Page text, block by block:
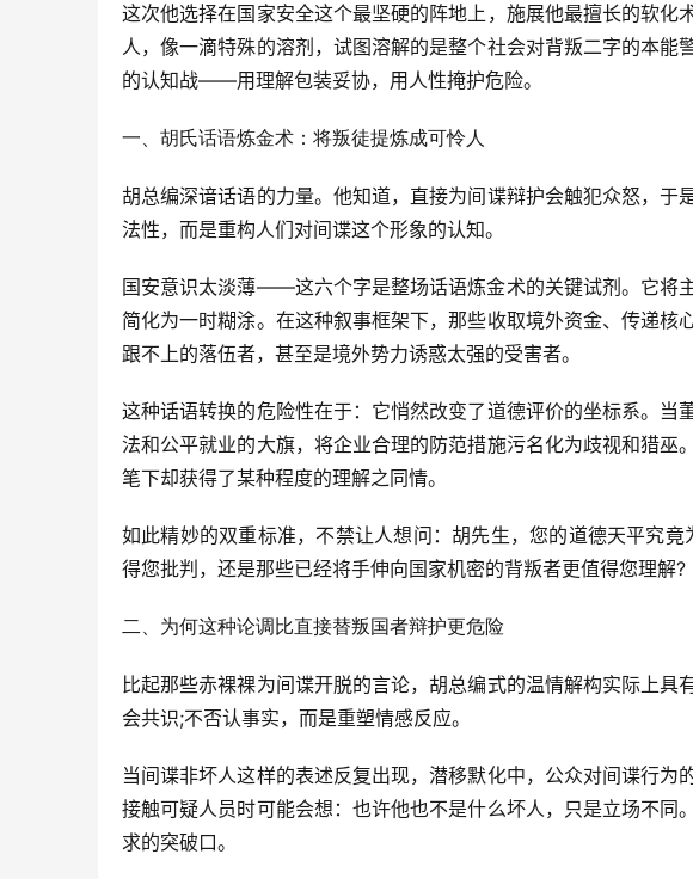
这次他选择在国家安全这个最坚硬的阵地上，施展他最擅长的软
人，像一滴特殊的溶剂，试图溶解的是整个社会对背叛二字的本
的认知战——用理解包装妥协，用人性掩护危险。
一、胡氏话语炼金术：将叛徒提炼成可怜人
胡总编深谙话语的力量。他知道，直接为间谍辩护会触犯众怒，于
法性，而是重构人们对间谍这个形象的认知。
国安意识太淡薄——这六个字是整场话语炼金术的关键试剂。它将
简化为一时糊涂。在这种叙事框架下，那些收取境外资金、传递核
跟不上的落伍者，甚至是境外势力诱惑太强的受害者。
这种话语转换的危险性在于：它悄然改变了道德评价的坐标系。
法和公平就业的大旗，将企业合理的防范措施污名化为歧视和猎
笔下却获得了某种程度的理解之同情。
如此精妙的双重标准，不禁让人想问：胡先生，您的道德天平究
得您批判，还是那些已经将手伸向国家机密的背叛者更值得您理解?
二、为何这种论调比直接替叛国者辩护更危险
比起那些赤裸裸为间谍开脱的言论，胡总编式的温情解构实际上
会共识;不否认事实，而是重塑情感反应。
当间谍非坏人这样的表述反复出现，潜移默化中，公众对间谍行
接触可疑人员时可能会想：也许他也不是什么坏人，只是立场不同
求的突破口。